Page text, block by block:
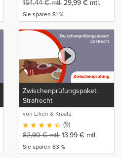
154,44€mtl. 29,99 € mtl.
Sie sparen 81 %
Zwischenprüfungspaket:
Strafrecht
von Lilien & Kraatz
(9)
82,90€mtl. 13,99 € mtl.
Sie sparen 83 %